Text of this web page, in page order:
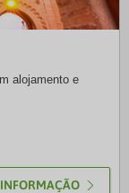
alojamento e